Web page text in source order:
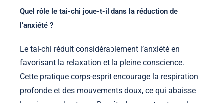
Quel rôle le tai-chi joue-t-il dans la réduction de
l’anxiété ?
Le tai-chi réduit considérablement l’anxiété en
favorisant la relaxation et la pleine conscience.
Cette pratique corps-esprit encourage la respiration
profonde et des mouvements doux, ce qui abaisse